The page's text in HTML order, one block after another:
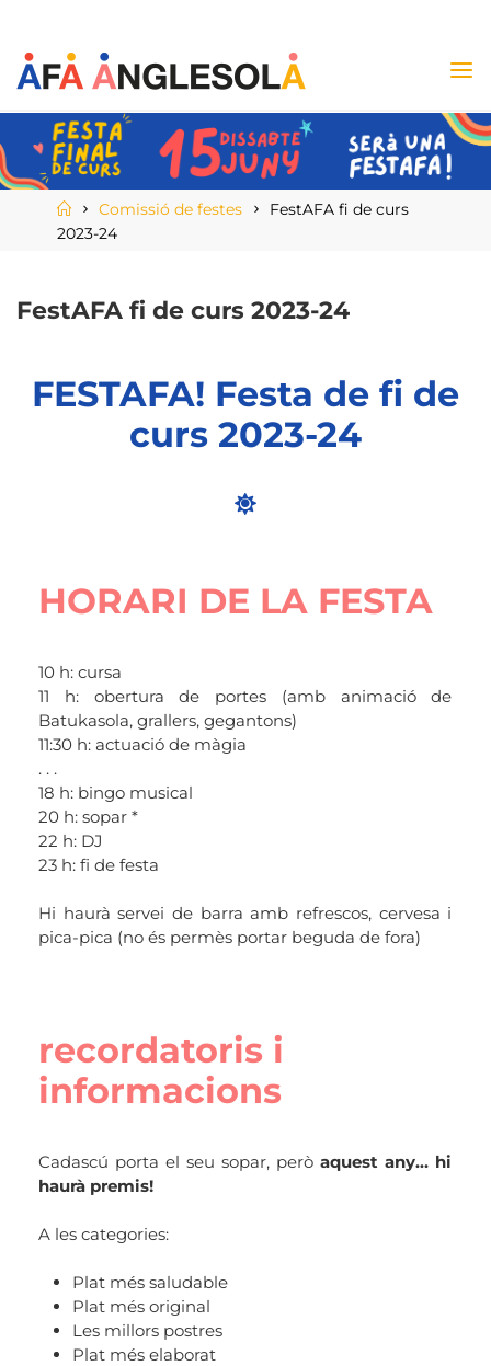
Comissió de festes
FestAFA fi de curs
2023-24
FestAFA fi de curs 2023-24
FESTAFA! Festa de fi de
curs 2023-24
HORARI DE LA FESTA
10 h: cursa
11 h: obertura de portes (amb animació de
Batukasola, grallers, gegantons)
11:30 h: actuació de màgia
. . .
18 h: bingo musical
20 h: sopar *
22 h: DJ
23 h: fi de festa
Hi haurà servei de barra amb refrescos, cervesa i
pica-pica (no és permès portar beguda de fora)
recordatoris i
informacions
Cadascú porta el seu sopar, peròaquest any… hi
haurà premis!
A les categories:
Plat més saludable
Plat més original
Les millors postres
Plat més elaborat